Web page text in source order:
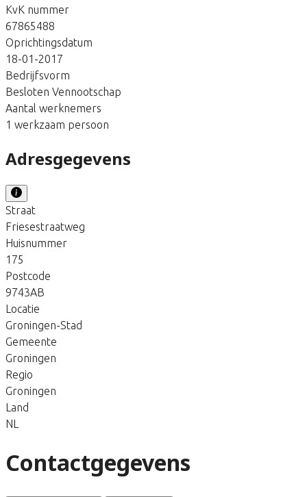
KvK nummer
67865488
Oprichtingsdatum
18-01-2017
Bedrijfsvorm
Besloten Vennootschap
Aantal werknemers
1 werkzaam persoon
Adresgegevens
Straat
Friesestraatweg
Huisnummer
175
Postcode
9743AB
Locatie
Groningen-Stad
Gemeente
Groningen
Regio
Groningen
Land
NL
Contactgegevens